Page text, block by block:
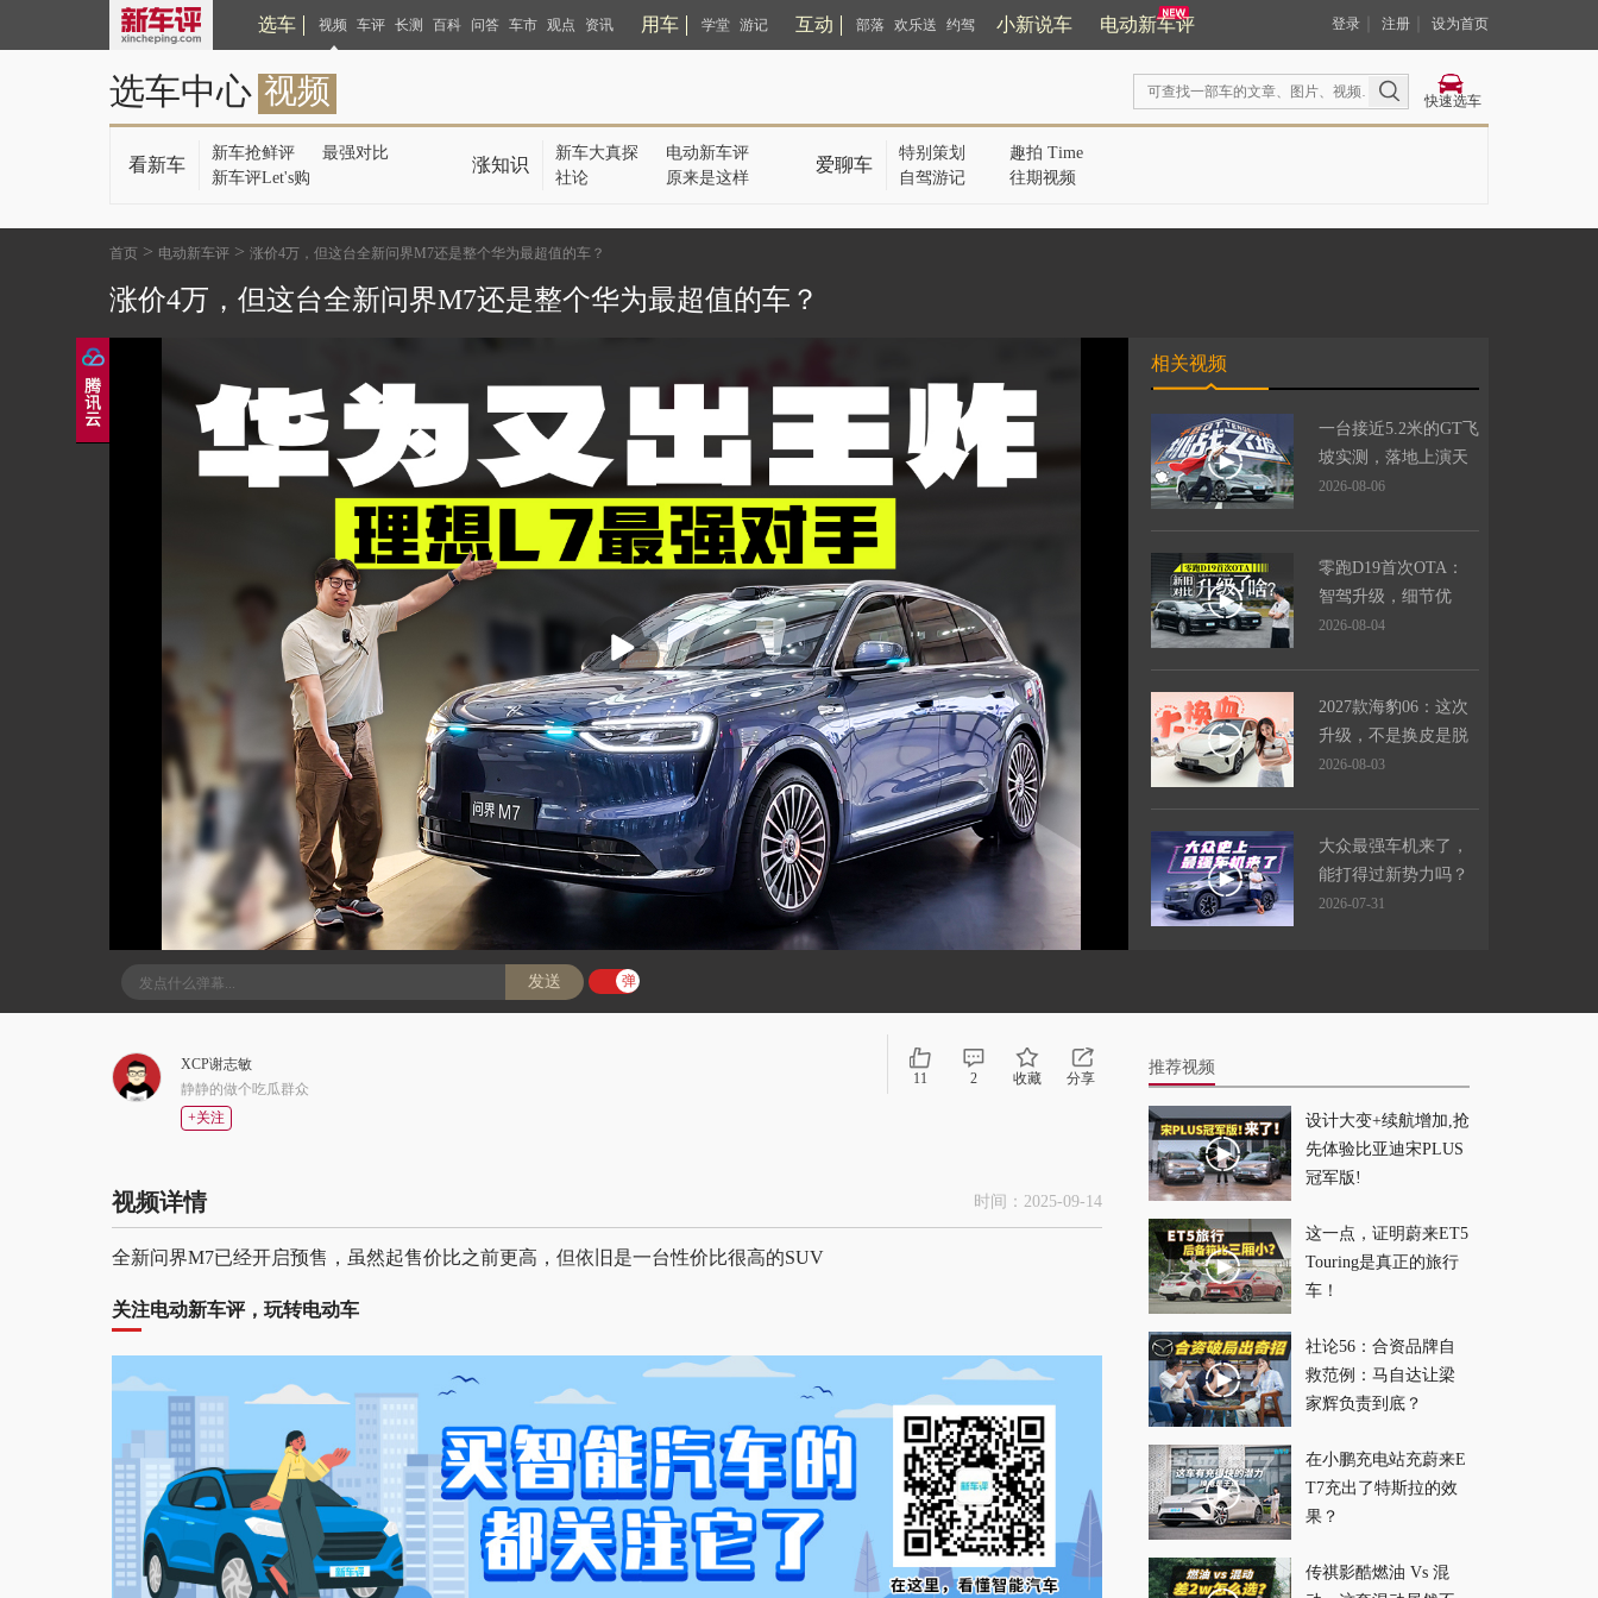
选车 视频 车评 长测 百科 问答 车市 观点 资讯 用车 学堂 游记 互动 部落 欢乐送 约驾 小新说车 电动新车评 登录 注册 设为首页
选车中心 视频 快速选车
看新车
新车抢鲜评
最强对比
新车评Let's购
涨知识
新车大真探
电动新车评
社论
原来是这样
爱聊车
特别策划
趣拍 Time
自驾游记
往期视频
首页 > 电动新车评 > 涨价4万，但这台全新问界M7还是整个华为最超值的车？
涨价4万，但这台全新问界M7还是整个华为最超值的车？
发送 弹
放
相关视频
一台接近5.2米的GT飞
坡实测，落地上演天
花板级表现
2026-08-06
零跑D19首次OTA：
智驾升级，细节优
化，升级竟然如此之
2026-08-04
2027款海豹06：这次
升级，不是换皮是脱
胎换骨！
2026-08-03
大众最强车机来了，
能打得过新势力吗？
2026-07-31
零跑A05智驾能力实
牛马专属驾驶辅助？
地平线 2.0 史诗级更
新！
2026-07-24
空间更大、颜值能
打，这就是年轻人想
最入门的零跑？零跑
打趴友商吗？
2026-07-20
它才是最像路虎的方
XCP谢志敏
静静的做个吃瓜群众
+关注
11 2 收藏 分享
视频详情 时间：2025-09-14
全新问界M7已经开启预售，虽然起售价比之前更高，但依旧是一台性价比很高的SUV
关注电动新车评，玩转电动车
推荐视频
设计大变+续航增加,抢
先体验比亚迪宋PLUS
冠军版!
这一点，证明蔚来ET5
Touring是真正的旅行
车！
社论56：合资品牌自
救范例：马自达让梁
家辉负责到底？
在小鹏充电站充蔚来E
T7充出了特斯拉的效
果？
传祺影酷燃油 Vs 混